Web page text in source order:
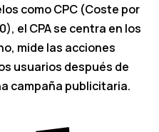
como CPC (Coste por
el CPA se centra en los
mide las acciones
usuarios después de
campaña publicitaria.